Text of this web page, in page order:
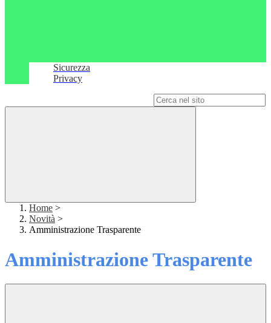
Sicurezza
Privacy
Home >
Novità >
Amministrazione Trasparente
Amministrazione Trasparente